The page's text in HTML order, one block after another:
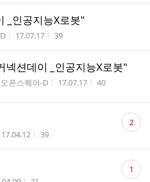
_인공지능X로봇"
작성시간
17.07.17 조회수
39
넥션데이 _인공지능X로봇"
작성자
오픈스퀘어-D 작성시간
17.07.17 조회수
40
작성시간
17.04.12 조회수
39
댓
글 2
댓
글 1